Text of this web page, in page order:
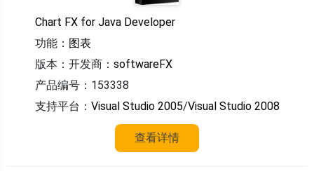
Chart FX for Java Developer
功能： 图表
版本： 开发商： softwareFX
产品编号：153338
支持平台： Visual Studio 2005/Visual Studio 2008
查看详情